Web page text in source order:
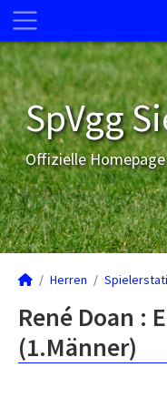
SpVgg
Offizielle Homepage
Herren
René Doan :
(1.Männer)